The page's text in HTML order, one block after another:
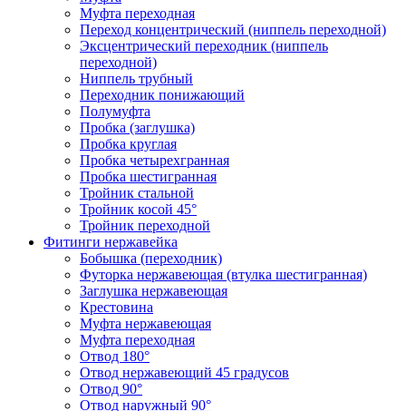
Муфта переходная
Переход концентрический (ниппель переходной)
Эксцентрический переходник (ниппель
переходной)
Ниппель трубный
Переходник понижающий
Полумуфта
Пробка (заглушка)
Пробка круглая
Пробка четырехгранная
Пробка шестигранная
Тройник стальной
Тройник косой 45°
Тройник переходной
Фитинги нержавейка
Бобышка (переходник)
Футорка нержавеющая (втулка шестигранная)
Заглушка нержавеющая
Крестовина
Муфта нержавеющая
Муфта переходная
Отвод 180°
Отвод нержавеющий 45 градусов
Отвод 90°
Отвод наружный 90°